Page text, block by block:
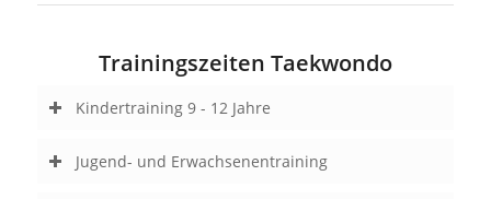
Trainingszeiten Taekwondo
Kindertraining 9 - 12 Jahre
Jugend- und Erwachsenentraining